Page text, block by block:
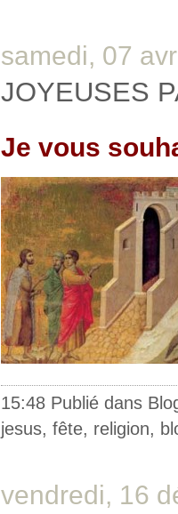
samedi, 07
JOYEUSES
Je vous
15:48 Publié dans
jesus, fête, religion,
vendredi, 16